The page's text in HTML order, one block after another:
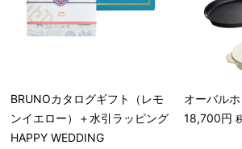
BRUNOカタログギフト（レモ
ンイエロー）＋水引ラッピング
HAPPY WEDDING
オーバル
18,700円